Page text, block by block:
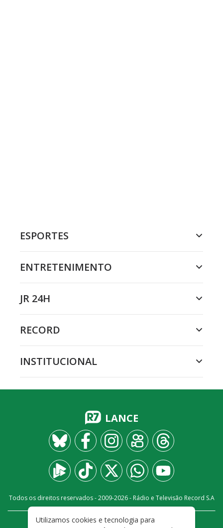
ESPORTES
ENTRETENIMENTO
JR 24H
RECORD
INSTITUCIONAL
LANCE
Todos os direitos reservados - 2009-2026- Rádio e Televisão Record S.A
FALE CONOSCO PRIVACIDADE
Utilizamos cookies e tecnologia para